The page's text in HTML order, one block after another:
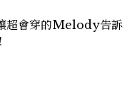
超會穿的Melody告訴